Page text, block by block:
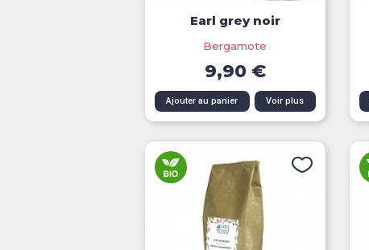
Earl grey noir
Bergamote
9,90 €
Ajouter au panier Voir plus
Aperçu rapide